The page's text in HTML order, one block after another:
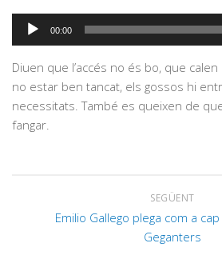
Reproductor
00:00
Diuen que l’accés no és bo, que
no estar ben tancat, els gossos hi
necessitats. També es queixen de
fangar.
SEGÜENT
Emilio Gallego plega com a
Geganters